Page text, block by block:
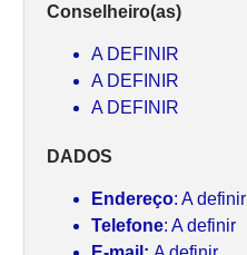
Conselheiro(as)
A DEFINIR
A DEFINIR
A DEFINIR
DADOS
Endereço: A definir
Telefone: A definir